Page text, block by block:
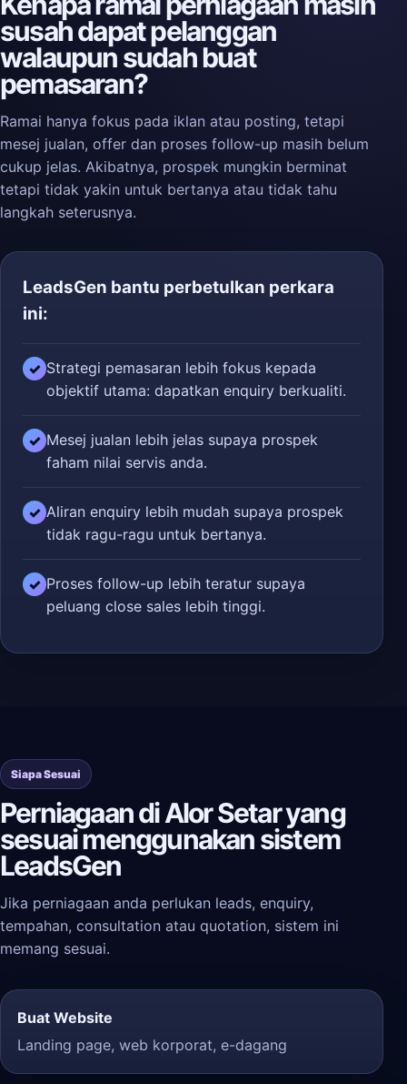
susah dapat pelanggan
walaupun sudah buat
pemasaran?
Ramai hanya fokus pada iklan atau posting, tetapi
mesej jualan, offer dan proses follow-up masih belum
cukup jelas. Akibatnya, prospek mungkin berminat
tetapi tidak yakin untuk bertanya atau tidak tahu
langkah seterusnya.
LeadsGen bantu perbetulkan perkara
ini:
✓ Strategi pemasaran lebih fokus kepada
objektif utama: dapatkan enquiry berkualiti.
✓ Mesej jualan lebih jelas supaya prospek
faham nilai servis anda.
✓ Aliran enquiry lebih mudah supaya prospek
tidak ragu-ragu untuk bertanya.
✓ Proses follow-up lebih teratur supaya
peluang close sales lebih tinggi.
Siapa Sesuai
Perniagaan di Alor Setar yang
sesuai menggunakan sistem
LeadsGen
Jika perniagaan anda perlukan leads, enquiry,
tempahan, consultation atau quotation, sistem ini
memang sesuai.
Buat Website
Landing page, web korporat, e-dagang